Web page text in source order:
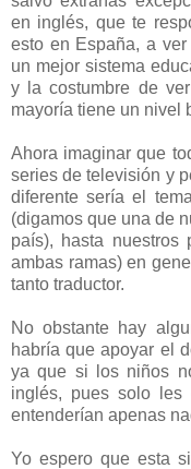
en inglés, que te
esto en España, a
un mejor sistema
y la costumbre de
mayoría tiene un nivel
Ahora imaginar que
series de televisión y
diferente sería el
(digamos que una de
país), hasta nuestros
ambas ramas) en
tanto traductor.
No obstante hay
habría que apoyar el
ya que si los niños
inglés, pues solo les
entenderían apenas
Yo espero que esta